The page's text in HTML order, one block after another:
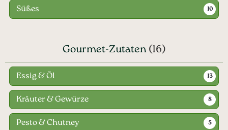
Süßes 10
Gourmet-Zutaten (16)
Essig & Öl 13
Kräuter & Gewürze 8
Pesto & Chutney 5